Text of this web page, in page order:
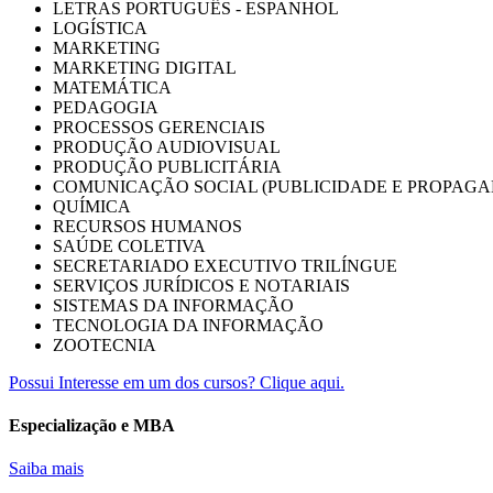
LETRAS PORTUGUÊS - ESPANHOL
LOGÍSTICA
MARKETING
MARKETING DIGITAL
MATEMÁTICA
PEDAGOGIA
PROCESSOS GERENCIAIS
PRODUÇÃO AUDIOVISUAL
PRODUÇÃO PUBLICITÁRIA
COMUNICAÇÃO SOCIAL (PUBLICIDADE E
QUÍMICA
RECURSOS HUMANOS
SAÚDE COLETIVA
SECRETARIADO EXECUTIVO TRILÍNGUE
SERVIÇOS JURÍDICOS E NOTARIAIS
SISTEMAS DA INFORMAÇÃO
TECNOLOGIA DA INFORMAÇÃO
ZOOTECNIA
Possui Interesse em um dos cursos? Clique aqui.
Especialização e MBA
Saiba mais